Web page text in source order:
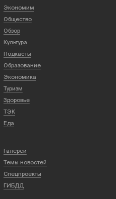
Экономим
Общество
Обзор
Культура
Подкасты
Образование
Экономика
Туризм
Здоровье
ТЭК
Еда
Галереи
Темы новостей
Спецпроекты
ГИБДД